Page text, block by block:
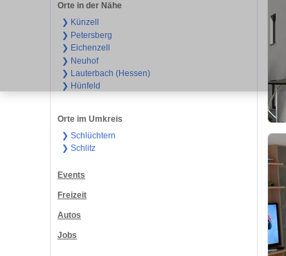
Orte in der Nähe
❯ Künzell
❯ Petersberg
❯ Eichenzell
❯ Neuhof
❯ Lauterbach (Hessen)
❯ Hünfeld
Orte im Umkreis
❯ Schlüchtern
❯ Schlitz
Events
Freizeit
Autos
Jobs